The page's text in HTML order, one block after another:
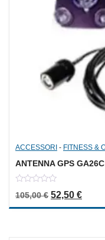
ACCESSORI - FITNESS &
ANTENNA GPS
out
of
105,00€ Il prezzo
52,50 €Il